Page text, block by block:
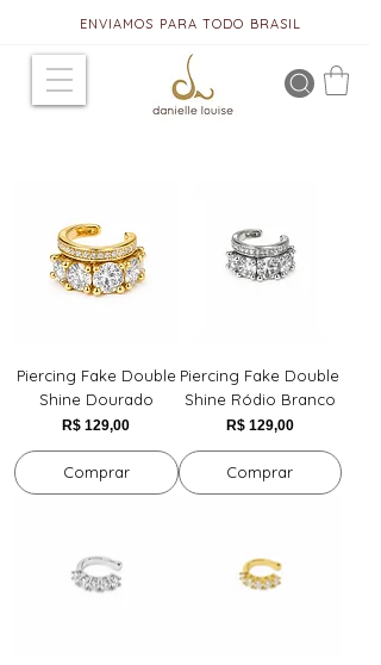
ENVIAMOS PARA TODO BRASIL
Piercing Fake Double
Shine Dourado
Preço
R$ 129,00
Comprar
Piercing Fake Double
Shine Ródio Branco
Preço
R$ 129,00
Comprar